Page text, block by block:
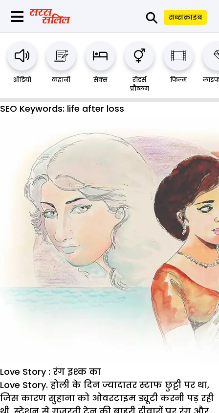
⚲ सब्सक्राइब
ऑडियो कहानी सेक्स
रीडर्स
प्रौब्लम
फिल्म
SEO Keywords: life after loss
Love Story : रंग इश्क का
Love Story. होली के दिन ज्यादातर स्टाफ छुट्टी पर था,
जिस कारण सुहाना को ओवरटाइम ड्यूटी करनी पड़ रही